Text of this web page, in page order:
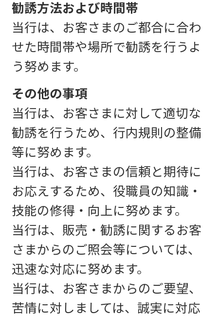
勧誘方法および時間帯
当行は、お客さまのご都合に合わ
せた時間帯や場所で勧誘を行うよ
う努めます。
その他の事項
当行は、お客さまに対して適切な
勧誘を行うため、行内規則の整備
等に努めます。
当行は、お客さまの信頼と期待に
お応えするため、役職員の知識・
技能の修得・向上に努めます。
当行は、販売・勧誘に関するお客
さまからのご照会等については、
迅速な対応に努めます。
当行は、お客さまからのご要望、
苦情に対しましては、誠実に対応